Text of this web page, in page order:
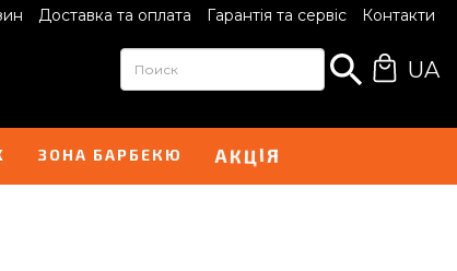
Доставка та оплата Гарантія та сервіс Контакти
UA
ЗОНА БАРБЕКЮ АКЦІЯ